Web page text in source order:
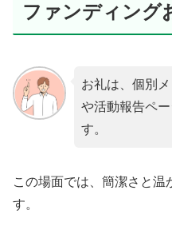
ファンディング
お礼は、個別
や活動報告ペ
す。
この場面では、簡潔さと
す。